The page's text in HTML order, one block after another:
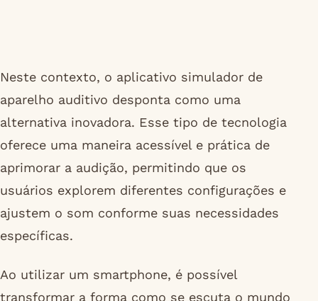
Neste contexto, o aplicativo simulador de
aparelho auditivo desponta como uma
alternativa inovadora. Esse tipo de tecnologia
oferece uma maneira acessível e prática de
aprimorar a audição, permitindo que os
usuários explorem diferentes configurações e
ajustem o som conforme suas necessidades
específicas.
Ao utilizar um smartphone, é possível
transformar a forma como se escuta o mundo